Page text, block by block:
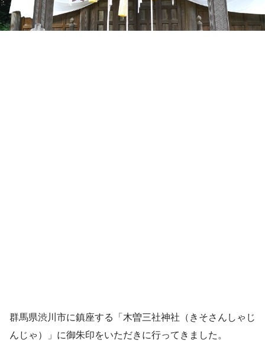
群馬県渋川市に鎮座する「木曽三社神社（きそさんしゃじ
んじゃ）」に御朱印をいただきに行ってきました。